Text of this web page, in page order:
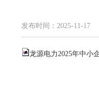
发布时间： 2025-11-17
龙源电力2025年中小